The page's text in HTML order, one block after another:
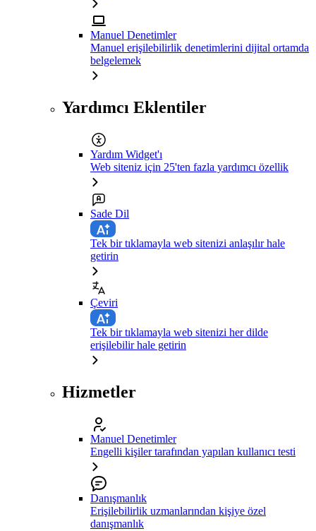
Manuel Denetimler
Manuel erişilebilirlik denetimlerini dijital ortamda
belgelemek
Yardımcı Eklentiler
Yardım Widget'ı
Web siteniz için 25'ten fazla yardımcı özellik
Sade Dil
Tek bir tıklamayla web sitenizi anlaşılır hale
getirin
Çeviri
Tek bir tıklamayla web sitenizi her dilde
erişilebilir hale getirin
Hizmetler
Manuel Denetimler
Engelli kişiler tarafından yapılan kullanıcı testi
Danışmanlık
Erişilebilirlik uzmanlarından kişiye özel
danışmanlık